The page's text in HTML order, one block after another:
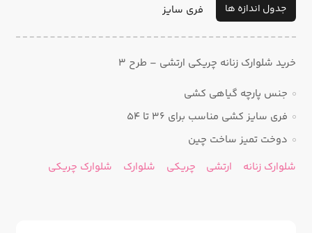
جدول اندازه ها فری سایز
خرید شلوارک زنانه چریکی ارتشی – طرح 3
جنس پارچه گیاهی کشی
فری سایز کشی مناسب برای 36 تا 54
دوخت تمیز ساخت چین
شلوارک زنانه
ارتشی چریکی شلوارک شلوارک چریکی